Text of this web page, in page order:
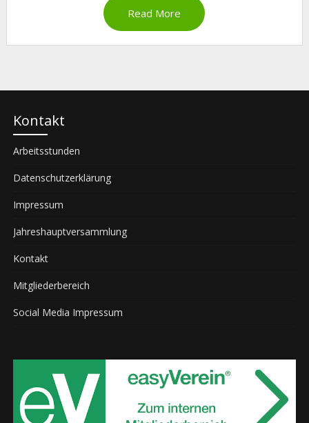
Read More
Kontakt
Arbeitsstunden
Datenschutzerklärung
Impressum
Jahreshauptversammlung
Kontakt
Mitgliederbereich
Social Media Impressum